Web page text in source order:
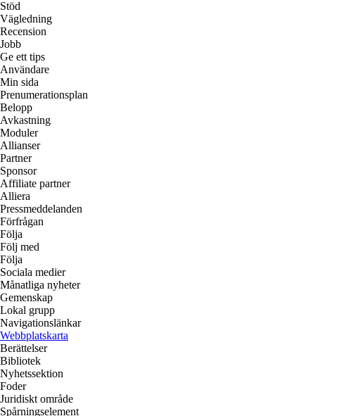
Stöd
Vägledning
Recension
Jobb
Ge ett tips
Användare
Min sida
Prenumerationsplan
Belopp
Avkastning
Moduler
Allianser
Partner
Sponsor
Affiliate partner
Alliera
Pressmeddelanden
Förfrågan
Följa
Följ med
Följa
Sociala medier
Månatliga nyheter
Gemenskap
Lokal grupp
Navigationslänkar
Webbplatskarta
Berättelser
Bibliotek
Nyhetssektion
Foder
Juridiskt område
Spårningselement